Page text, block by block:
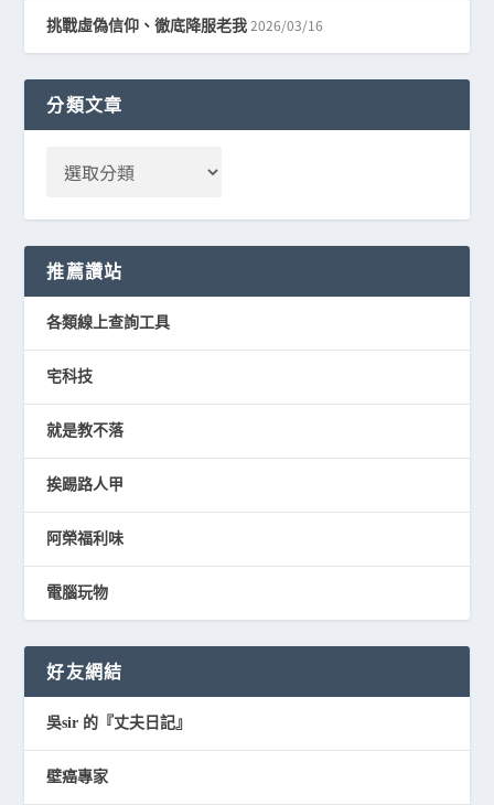
挑戰虛偽信仰、徹底降服老我 2026/03/16
分類文章
推薦讚站
各類線上查詢工具
宅科技
就是教不落
挨踢路人甲
阿榮福利味
電腦玩物
好友網結
吳sir 的『丈夫日記』
壁癌專家